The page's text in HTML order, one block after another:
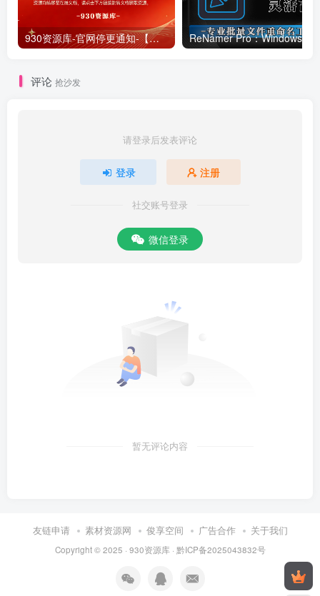
930资源库-官网停更通知-【换在线文档更新-每日更新】
评论 抢沙发
请登录后发表评论
登录 注册
社交账号登录
微信登录
暂无评论内容
友链申请 素材资源网 俊享空间 广告合作 关于我们
Copyright © 2025 · 930资源库· 黔ICP备2025043832号